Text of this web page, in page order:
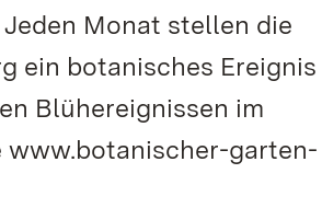
Monat stellen die
ein botanisches Ereignis
Blühereignissen im
garten-